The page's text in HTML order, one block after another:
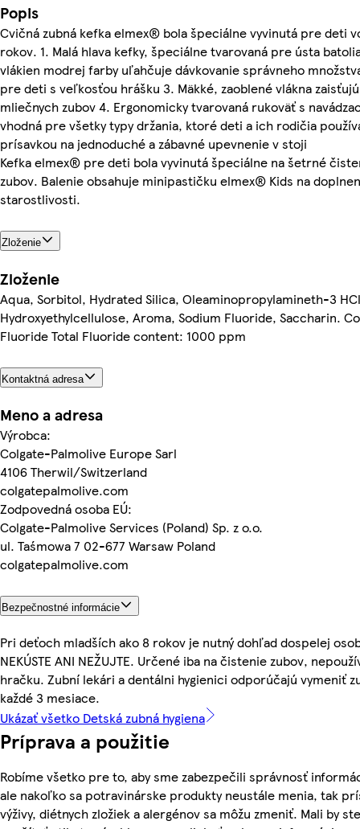
Popis
Cvičná zubná kefka elmex® bola špeciálne vyvinutá pre deti
rokov. 1. Malá hlava kefky, špeciálne tvarovaná pre ústa
vlákien modrej farby uľahčuje dávkovanie správneho
pre deti s veľkosťou hrášku 3. Mäkké, zaoblené vlákna
mliečnych zubov 4. Ergonomicky tvarovaná rukoväť s
vhodná pre všetky typy držania, ktoré deti a ich rodičia
prísavkou na jednoduché a zábavné upevnenie v stoji
Kefka elmex® pre deti bola vyvinutá špeciálne na šetrné
zubov. Balenie obsahuje minipastičku elmex® Kids na
starostlivosti.
Zloženie
Zloženie
Aqua, Sorbitol, Hydrated Silica, Oleaminopropylamineth-3
Hydroxyethylcellulose, Aroma, Sodium Fluoride, Saccharin.
Fluoride Total Fluoride content: 1000 ppm
Kontaktná adresa
Meno a adresa
Výrobca:
Colgate-Palmolive Europe Sarl
4106 Therwil/Switzerland
colgatepalmolive.com
Zodpovedná osoba EÚ:
Colgate-Palmolive Services (Poland) Sp. z o.o.
ul. Taśmowa 7 02-677 Warsaw Poland
colgatepalmolive.com
Bezpečnostné informácie
Pri deťoch mladších ako 8 rokov je nutný dohľad dospelej
NEKÚSTE ANI NEŽUJTE. Určené iba na čistenie zubov,
hračku. Zubní lekári a dentálni hygienici odporúčajú vymeniť
každé 3 mesiace.
Ukázať všetko Detská zubná hygiena
Príprava a použitie
Robíme všetko pre to, aby sme zabezpečili správnosť
ale nakoľko sa potravinárske produkty neustále menia, tak
výživy, diétnych zložiek a alergénov sa môžu zmeniť. Mali by